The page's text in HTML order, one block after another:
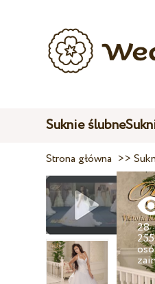
Suknie ślubne
Strona główna >>
28
255